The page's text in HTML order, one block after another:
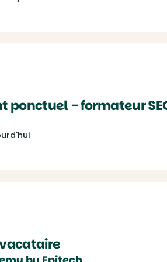
ponctuel - formateur